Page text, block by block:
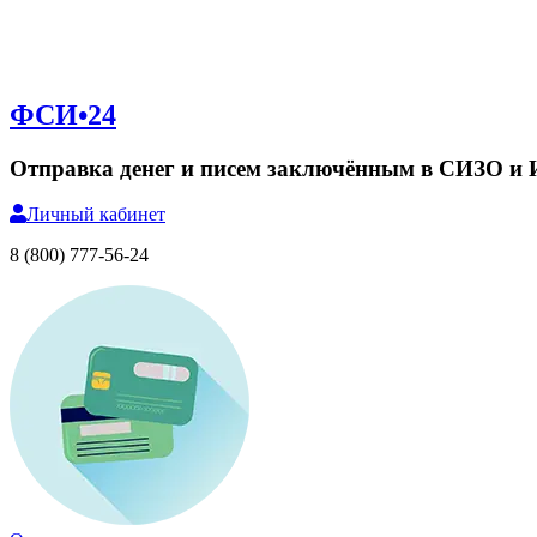
ФСИ•24
Отправка денег и писем заключённым в СИЗО и
Личный кабинет
8 (800) 777-56-24